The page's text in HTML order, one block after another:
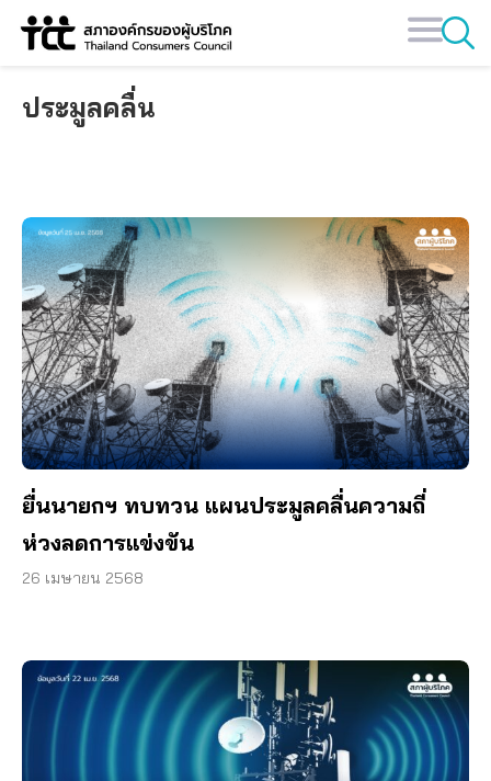
Skip
ประมูลคลื่น
ยื่นนายกฯ ทบทวน แผนประมูลคลื่นความถี่
ห่วงลดการแข่งขัน
26 เมษายน 2568